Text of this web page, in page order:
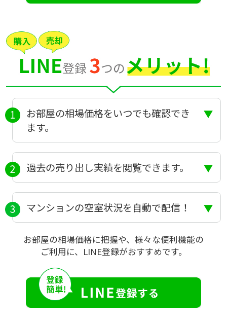
お部屋の相場価格をいつでも確認でき
ます。
過去の売り出し実績を閲覧できます。
マンションの空室状況を自動で配信！
お部屋の相場価格に把握や、様々な便利機能の
ご利用に、LINE登録がおすすめです。